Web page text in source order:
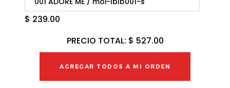
$ 239.00
PRECIO TOTAL: $ 527.00
AGREGAR TODOS A MI ORDEN